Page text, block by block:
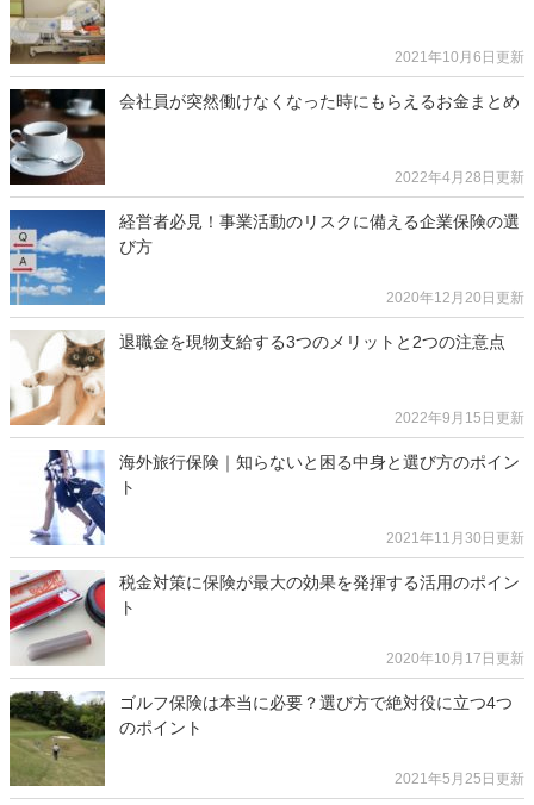
2021年10月6日更新
会社員が突然働けなくなった時にもらえるお金まとめ
2022年4月28日更新
経営者必見！事業活動のリスクに備える企業保険の選
び方
2020年12月20日更新
退職金を現物支給する3つのメリットと2つの注意点
2022年9月15日更新
海外旅行保険｜知らないと困る中身と選び方のポイン
ト
2021年11月30日更新
税金対策に保険が最大の効果を発揮する活用のポイン
ト
2020年10月17日更新
ゴルフ保険は本当に必要？選び方で絶対役に立つ4つ
のポイント
2021年5月25日更新